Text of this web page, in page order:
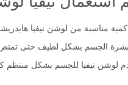
مناسبة من لوشن نيفيا
الجسم بشكل لطيف حتى
لوشن نيفيا للجسم بشكل منتظم